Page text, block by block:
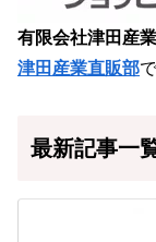
有限会社津田産
津田産業直販部
最新記事一